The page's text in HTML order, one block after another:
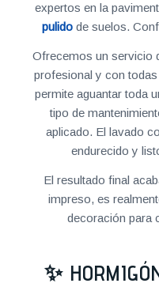
expertos en la
pulido de suelos.
Ofrecemos un servicio
profesional y con
permite aguantar toda
tipo de
aplicado. El lavado
endurecido y
El resultado final
impreso, es
decoración para
✨